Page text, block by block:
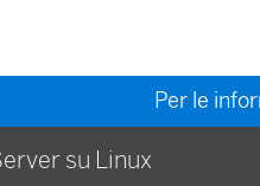
Per le
su Linux